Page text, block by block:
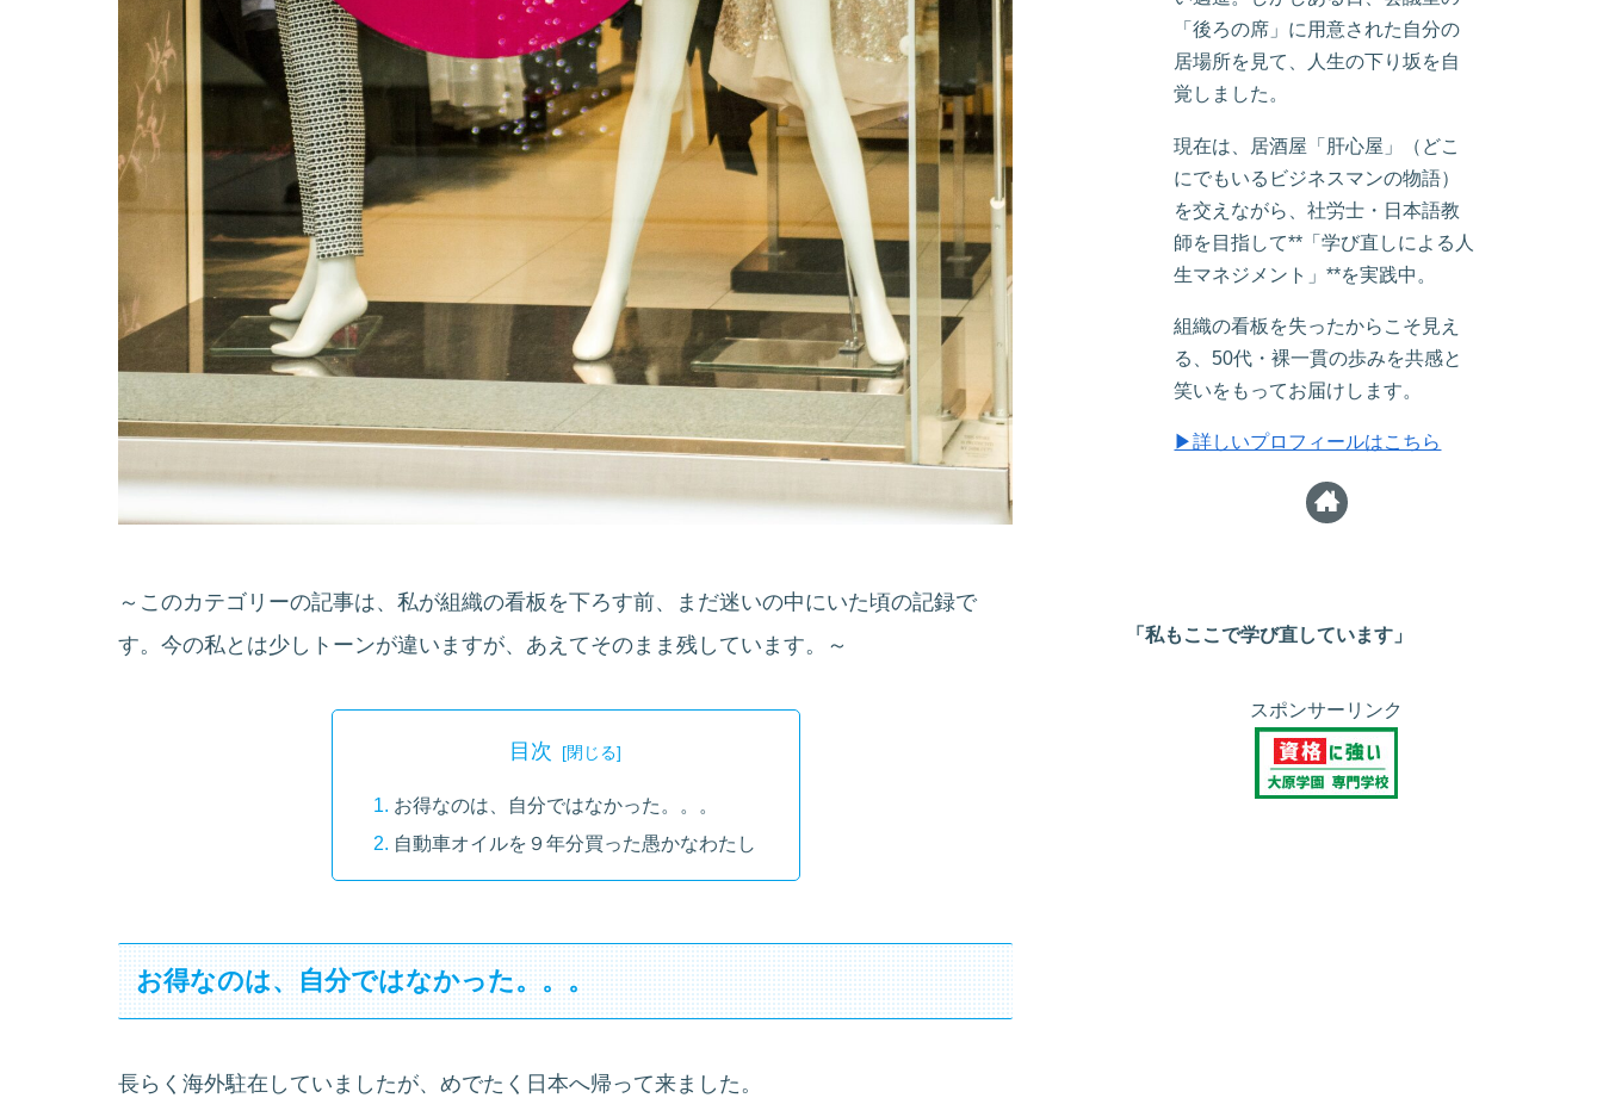
～このカテゴリーの記事は、私が組織の看板を下ろす前、まだ迷いの中にいた頃の記録で
す。今の私とは少しトーンが違いますが、あえてそのまま残しています。～
目次
お得なのは、自分ではなかった。。。
自動車オイルを９年分買った愚かなわたし
お得なのは、自分ではなかった。。。
長らく海外駐在していましたが、めでたく日本へ帰って来ました。
「後ろの席」に用意された自分の
居場所を見て、人生の下り坂を自
覚しました。
現在は、居酒屋「肝心屋」（どこ
にでもいるビジネスマンの物語）
を交えながら、社労士・日本語教
師を目指して**「学び直しによる人
生マネジメント」**を実践中。
組織の看板を失ったからこそ見え
る、50代・裸一貫の歩みを共感と
笑いをもってお届けします。
▶詳しいプロフィールはこちら
「私もここで学び直しています」
スポンサーリンク